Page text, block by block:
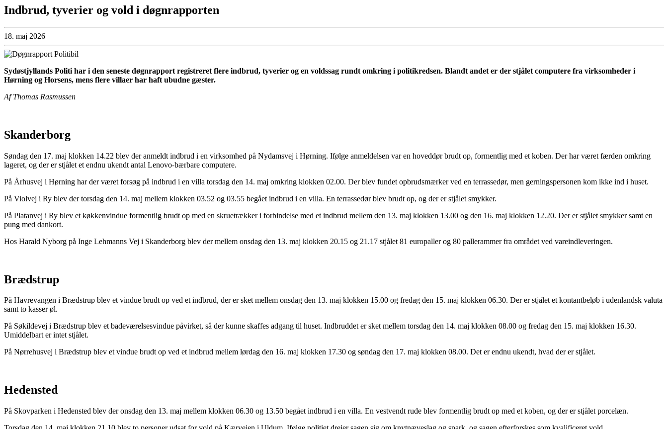
Indbrud, tyverier og vold i døgnrapporten
18. maj 2026
Sydøstjyllands Politi har i den seneste døgnrapport registreret flere indbrud, tyverier og en voldssag rundt omkring i politikredsen. Blandt andet er der stjålet computere fra virksomheder i
Hørning og Horsens, mens flere villaer har haft ubudne gæster.
Af Thomas Rasmussen
Skanderborg
Søndag den 17. maj klokken 14.22 blev der anmeldt indbrud i en virksomhed på Nydamsvej i Hørning. Ifølge anmeldelsen var en hoveddør brudt op, formentlig med et koben. Der har været færden omkring
lageret, og der er stjålet et endnu ukendt antal Lenovo-bærbare computere.
På Århusvej i Hørning har der været forsøg på indbrud i en villa torsdag den 14. maj omkring klokken 02.00. Der blev fundet opbrudsmærker ved en terrassedør, men gerningspersonen kom ikke ind i huset.
På Violvej i Ry blev der torsdag den 14. maj mellem klokken 03.52 og 03.55 begået indbrud i en villa. En terrassedør blev brudt op, og der er stjålet smykker.
På Platanvej i Ry blev et køkkenvindue formentlig brudt op med en skruetrækker i forbindelse med et indbrud mellem den 13. maj klokken 13.00 og den 16. maj klokken 12.20. Der er stjålet smykker samt en
pung med dankort.
Hos Harald Nyborg på Inge Lehmanns Vej i Skanderborg blev der mellem onsdag den 13. maj klokken 20.15 og 21.17 stjålet 81 europaller og 80 pallerammer fra området ved vareindleveringen.
Brædstrup
På Havrevangen i Brædstrup blev et vindue brudt op ved et indbrud, der er sket mellem onsdag den 13. maj klokken 15.00 og fredag den 15. maj klokken 06.30. Der er stjålet et kontantbeløb i udenlandsk valuta
samt to kasser øl.
På Søkildevej i Brædstrup blev et badeværelsesvindue påvirket, så der kunne skaffes adgang til huset. Indbruddet er sket mellem torsdag den 14. maj klokken 08.00 og fredag den 15. maj klokken 16.30.
Umiddelbart er intet stjålet.
På Nørrehusvej i Brædstrup blev et vindue brudt op ved et indbrud mellem lørdag den 16. maj klokken 17.30 og søndag den 17. maj klokken 08.00. Det er endnu ukendt, hvad der er stjålet.
Hedensted
På Skovparken i Hedensted blev der onsdag den 13. maj mellem klokken 06.30 og 13.50 begået indbrud i en villa. En vestvendt rude blev formentlig brudt op med et koben, og der er stjålet porcelæn.